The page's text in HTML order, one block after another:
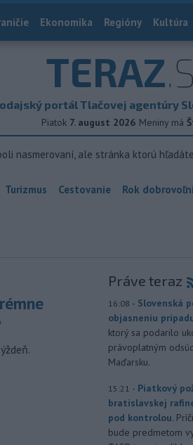
Ekonomika Regióny Kultúra
TERAZ
portál Tlačovej agentúry
Piatok 7. august 2026 Meniny má
nasmerovaní, ale stránka ktorú
Turizmus Cestovanie Rok
Práve teraz
16:08 - Slovenská
objasneniu
ktorý sa podarilo
právoplatným
Maďarsku.
15:21 - Piatkový
bratislavskej
pod kontrolou.
bude predmetom